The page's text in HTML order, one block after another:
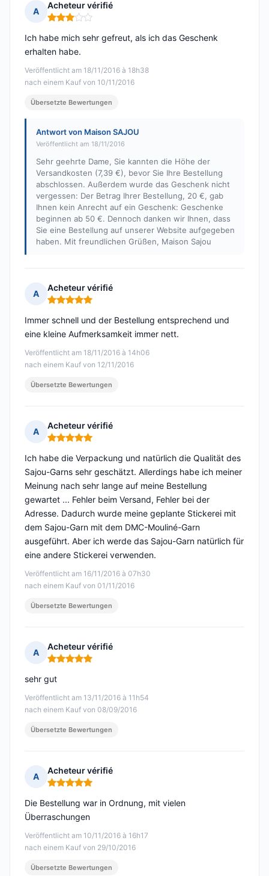
A
Acheteur vérifié
Hinweis: 3 von 5
Veröffentlicht am 18/11/2016 à 18h38
nach einem Kauf von 10/11/2016
Ich habe mich sehr gefreut, als ich das Geschenk
erhalten habe.
Übersetzte Bewertungen
Antwort von Maison SAJOU
Veröffentlicht am 18/11/2016
Sehr geehrte Dame, Sie kannten die Höhe der
Versandkosten (7,39 €), bevor Sie Ihre Bestellung
abschlossen. Außerdem wurde das Geschenk nicht
vergessen: Der Betrag Ihrer Bestellung, 20 €, gab
Ihnen kein Anrecht auf ein Geschenk: Geschenke
beginnen ab 50 €. Dennoch danken wir Ihnen, dass
Sie eine Bestellung auf unserer Website aufgegeben
haben. Mit freundlichen Grüßen, Maison Sajou
A
Acheteur vérifié
Hinweis: 5 von 5
Veröffentlicht am 18/11/2016 à 14h06
nach einem Kauf von 12/11/2016
Immer schnell und der Bestellung entsprechend und
eine kleine Aufmerksamkeit immer nett.
Übersetzte Bewertungen
A
Acheteur vérifié
Hinweis: 5 von 5
Veröffentlicht am 16/11/2016 à 07h30
nach einem Kauf von 01/11/2016
Ich habe die Verpackung und natürlich die Qualität des
Sajou-Garns sehr geschätzt. Allerdings habe ich meiner
Meinung nach sehr lange auf meine Bestellung
gewartet ... Fehler beim Versand, Fehler bei der
Adresse. Dadurch wurde meine geplante Stickerei mit
dem Sajou-Garn mit dem DMC-Mouliné-Garn
ausgeführt. Aber ich werde das Sajou-Garn natürlich für
eine andere Stickerei verwenden.
Übersetzte Bewertungen
A
Acheteur vérifié
Hinweis: 5 von 5
Veröffentlicht am 13/11/2016 à 11h54
nach einem Kauf von 08/09/2016
sehr gut
Übersetzte Bewertungen
A
Acheteur vérifié
Hinweis: 5 von 5
Veröffentlicht am 10/11/2016 à 16h17
nach einem Kauf von 29/10/2016
Die Bestellung war in Ordnung, mit vielen
Überraschungen
Übersetzte Bewertungen